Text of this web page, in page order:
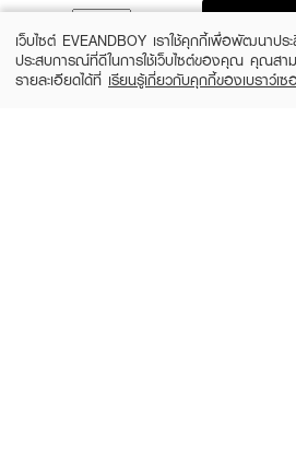
· ผิวนุ่มมีประกายออร่าด้วยวิตามิน B3, C และ E
· ปลอบประโลมผิวให้สุขภาพดีด้วย Aloe Vera
เว็บไซต์ EVEANDBOY เราใช้คุกกี้เพื่อพัฒนาปร
ประสบการณ์ที่ดีในการใช้เว็บไซต์ของคุณ คุณสา
รายละเอียดได้ที่ เรียนรู้เกี่ยวกับคุกกี้ของเบราว์เซ